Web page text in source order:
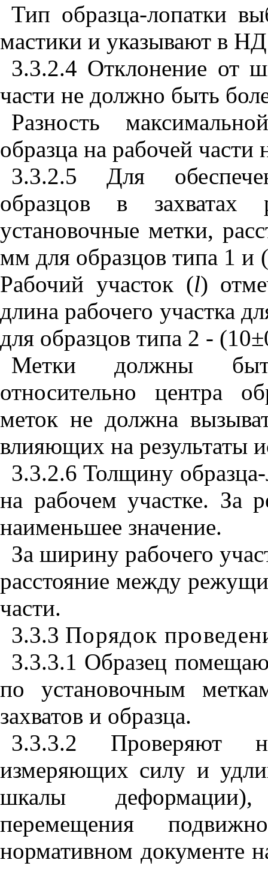
Тип образца-лопатки
мастики и указывают в
3.3.2.4 Отклонение от
части не должно быть
Разность
образца на рабочей
3.3.2.5 Для
образцов в захватах
установочные метки,
мм для образцов типа 1 и
Рабочий участок (l)
длина рабочего участка
для образцов типа 2 - (10±
Метки должны
относительно центра
меток не должна
влияющих на результаты
3.3.2.6 Толщину
на рабочем участке. За
наименьшее значение.
За ширину рабочего
расстояние между
части.
3.3.3 Порядок
3.3.3.1 Образец
по установочным
захватов и образца.
3.3.3.2 Проверяют
измеряющих силу и
шкалы деформации),
перемещения
нормативном документе